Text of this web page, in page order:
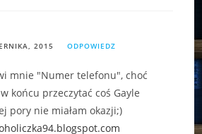
2015 ODPOWIEDZ
mnie "Numer telefonu", choć
końcu przeczytać coś Gayle
pory nie miałam okazji;)